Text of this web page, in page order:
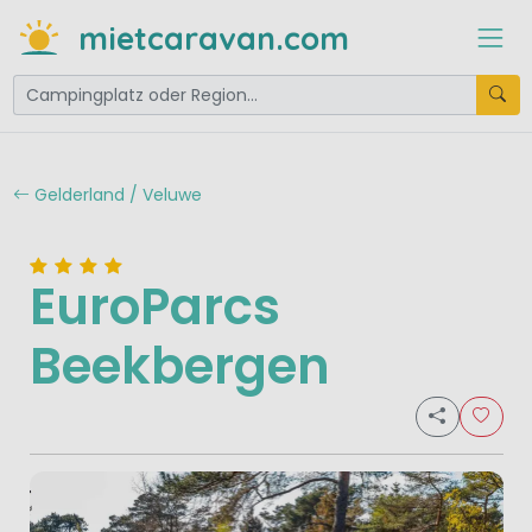
mietcaravan.com
Gelderland / Veluwe
EuroParcs
Beekbergen